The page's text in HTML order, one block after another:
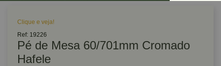
Clique e veja!
Ref: 19226
Pé de Mesa 60/701mm Cromado
Hafele